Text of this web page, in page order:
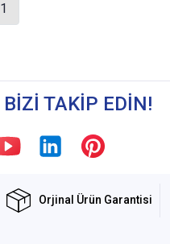
1
BİZİ TAKİP EDİN!
Orjinal Ürün Garantisi